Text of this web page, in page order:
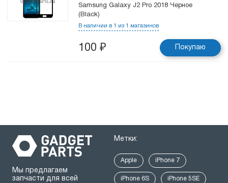
Samsung Galaxy J2 Pro 2018 Черное
(Black)
В наличии в 1 из 1 магазинов
100 ₽ Покупаю
Мы предлагаем
запчасти для всей
Метки:
Apple iPhone 7
iPhone 6S iPhone 5SE